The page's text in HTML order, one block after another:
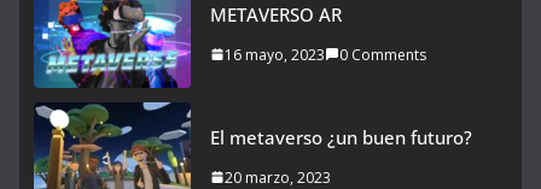
METAVERSO AR
16 mayo, 2023 0 Comments
El metaverso ¿un buen futuro?
20 marzo, 2023